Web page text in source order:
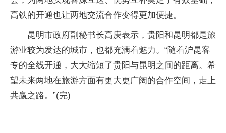
高铁的开通也让两地交流合作变得更加便捷。
昆明市政府副秘书长高庚表示，贵阳和昆明都是旅
游业较为发达的城市，也都充满着魅力。“随着沪昆客
专的全线开通，大大缩短了贵阳与昆明之间的距离。希
望未来两地在旅游方面有更大更广阔的合作空间，走上
共赢之路。”(完)